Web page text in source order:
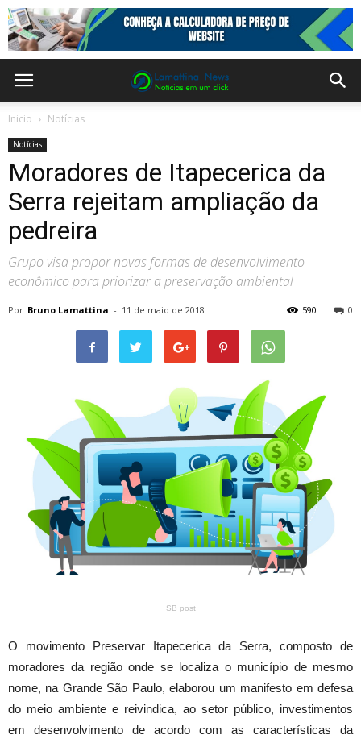
Inicio Notícias
Notícias
Moradores de Itapecerica da
Serra rejeitam ampliação da
pedreira
Grupo visa propor novas formas de desenvolvimento
econômico para priorizar a preservação ambiental
Por Bruno Lamattina - 11 de maio de 2018 0
590
SB post
O movimento Preservar Itapecerica da Serra, composto de
moradores da região onde se localiza o município de mesmo
nome, na Grande São Paulo, elaborou um manifesto em defesa
do meio ambiente e reivindica, ao setor público, investimentos
em desenvolvimento de acordo com as características da